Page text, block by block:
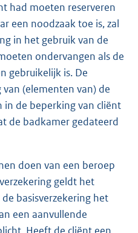
had moeten reserveren
een noodzaak toe is, zal
in het gebruik van de
ondervangen als de
gebruikelijk is. De
(elementen van) de
in de beperking van cliënt
de badkamer gedateerd
doen van een beroep
geldt het
basisverzekering het
een aanvullende